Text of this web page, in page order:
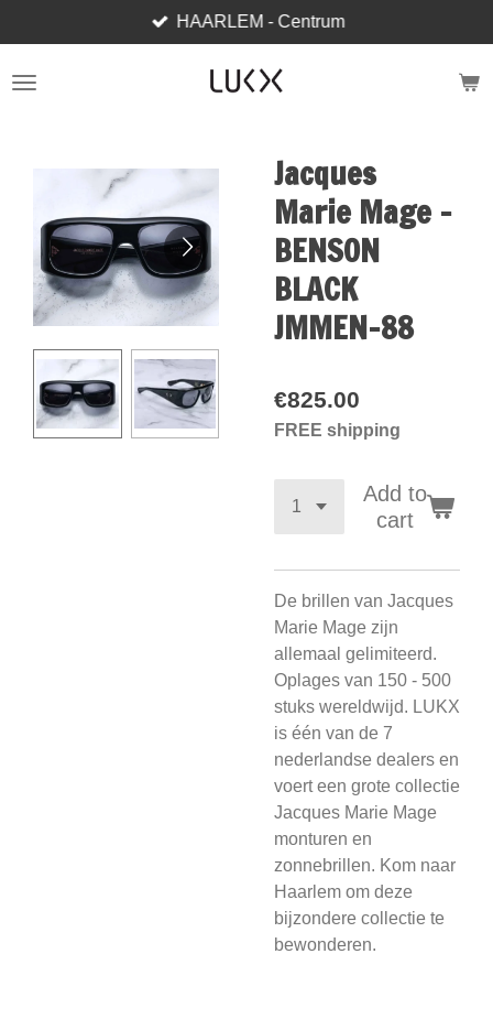
to
main
HAARLEM - Centrum
Jacques
Marie Mage -
BENSON
BLACK
JMMEN-88
€825.00
FREE shipping
Add to
cart
De brillen van Jacques
Marie Mage zijn
allemaal gelimiteerd.
Oplages van 150 - 500
stuks wereldwijd. LUKX
is één van de 7
nederlandse dealers en
voert een grote collectie
Jacques Marie Mage
monturen en
zonnebrillen. Kom naar
Haarlem om deze
bijzondere collectie te
bewonderen.